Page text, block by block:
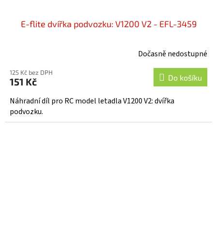
E-flite dvířka podvozku: V1200 V2 - EFL-3459
Dočasně nedostupné
125 Kč bez DPH
151 Kč Do košíku
Náhradní díl pro RC model letadla V1200 V2: dvířka
podvozku.